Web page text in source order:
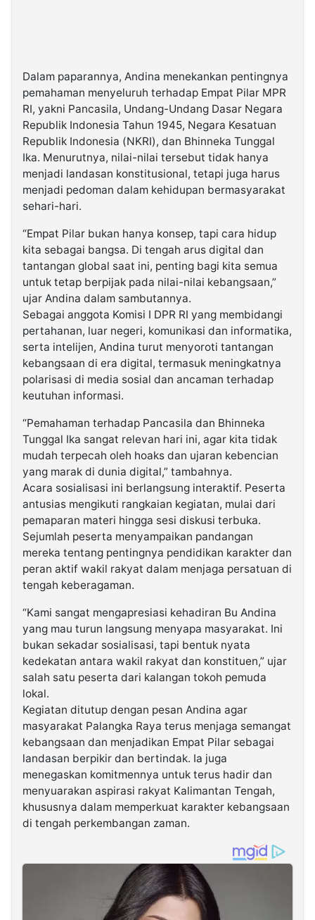
Dalam paparannya, Andina menekankan pentingnya
pemahaman menyeluruh terhadap Empat Pilar MPR
RI, yakni Pancasila, Undang-Undang Dasar Negara
Republik Indonesia Tahun 1945, Negara Kesatuan
Republik Indonesia (NKRI), dan Bhinneka Tunggal
Ika. Menurutnya, nilai-nilai tersebut tidak hanya
menjadi landasan konstitusional, tetapi juga harus
menjadi pedoman dalam kehidupan bermasyarakat
sehari-hari.
“Empat Pilar bukan hanya konsep, tapi cara hidup
kita sebagai bangsa. Di tengah arus digital dan
tantangan global saat ini, penting bagi kita semua
untuk tetap berpijak pada nilai-nilai kebangsaan,”
ujar Andina dalam sambutannya.
Sebagai anggota Komisi I DPR RI yang membidangi
pertahanan, luar negeri, komunikasi dan informatika,
serta intelijen, Andina turut menyoroti tantangan
kebangsaan di era digital, termasuk meningkatnya
polarisasi di media sosial dan ancaman terhadap
keutuhan informasi.
“Pemahaman terhadap Pancasila dan Bhinneka
Tunggal Ika sangat relevan hari ini, agar kita tidak
mudah terpecah oleh hoaks dan ujaran kebencian
yang marak di dunia digital,” tambahnya.
Acara sosialisasi ini berlangsung interaktif. Peserta
antusias mengikuti rangkaian kegiatan, mulai dari
pemaparan materi hingga sesi diskusi terbuka.
Sejumlah peserta menyampaikan pandangan
mereka tentang pentingnya pendidikan karakter dan
peran aktif wakil rakyat dalam menjaga persatuan di
tengah keberagaman.
“Kami sangat mengapresiasi kehadiran Bu Andina
yang mau turun langsung menyapa masyarakat. Ini
bukan sekadar sosialisasi, tapi bentuk nyata
kedekatan antara wakil rakyat dan konstituen,” ujar
salah satu peserta dari kalangan tokoh pemuda
lokal.
Kegiatan ditutup dengan pesan Andina agar
masyarakat Palangka Raya terus menjaga semangat
kebangsaan dan menjadikan Empat Pilar sebagai
landasan berpikir dan bertindak. Ia juga
menegaskan komitmennya untuk terus hadir dan
menyuarakan aspirasi rakyat Kalimantan Tengah,
khususnya dalam memperkuat karakter kebangsaan
di tengah perkembangan zaman.